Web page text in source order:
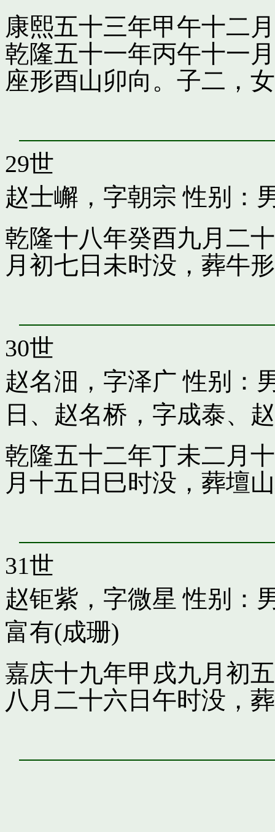
康熙五十三年甲午十二
乾隆五十一年丙午十一
座形酉山卯向。子二，
29世
赵士嶰，字朝宗 性别：
乾隆十八年癸酉九月二
月初七日未时没，葬牛
30世
赵名沺，字泽广 性别：
日 、 赵名桥，字成泰、
乾隆五十二年丁未二月
月十五日巳时没，葬壇
31世
赵钜紫，字微星 性别：
富有(成珊)
嘉庆十九年甲戌九月初
八月二十六日午时没，